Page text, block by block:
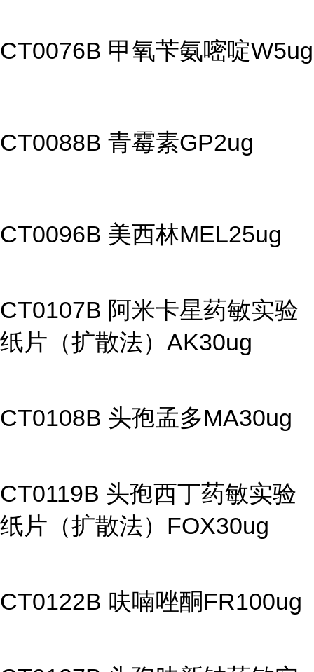
CT0076B 甲氧苄氨嘧啶W5ug
CT0088B 青霉素GP2ug
CT0096B 美西林MEL25ug
CT0107B 阿米卡星药敏实验
纸片（扩散法）AK30ug
CT0108B 头孢孟多MA30ug
CT0119B 头孢西丁药敏实验
纸片（扩散法）FOX30ug
CT0122B 呋喃唑酮FR100ug